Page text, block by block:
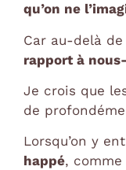
qu’on ne
Car au-delà de
rapport à
Je crois que
de
Lorsqu’on y
happé,